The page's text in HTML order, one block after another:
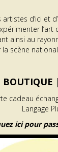
d’ici et
l’art
ainsi au
la scène
BOUTIQUE |
cadeau
Langage
ici pour